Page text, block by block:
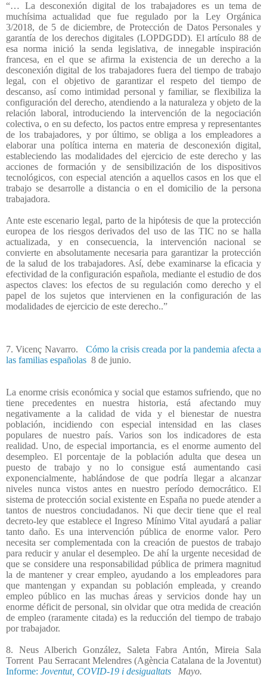
“… La desconexión digital de los trabajadores es un tema de
muchísima actualidad que fue regulado por la Ley Orgánica
3/2018, de 5 de diciembre, de Protección de Datos Personales y
garantía de los derechos digitales (LOPDGDD). El artículo 88 de
esa norma inició la senda legislativa, de innegable inspiración
francesa, en el que se afirma la existencia de un derecho a la
desconexión digital de los trabajadores fuera del tiempo de trabajo
legal, con el objetivo de garantizar el respeto del tiempo de
descanso, así como intimidad personal y familiar, se flexibiliza la
configuración del derecho, atendiendo a la naturaleza y objeto de la
relación laboral, introduciendo la intervención de la negociación
colectiva, o en su defecto, los pactos entre empresa y representantes
de los trabajadores, y por último, se obliga a los empleadores a
elaborar una política interna en materia de desconexión digital,
estableciendo las modalidades del ejercicio de este derecho y las
acciones de formación y de sensibilización de los dispositivos
tecnológicos, con especial atención a aquellos casos en los que el
trabajo se desarrolle a distancia o en el domicilio de la persona
trabajadora.
Ante este escenario legal, parto de la hipótesis de que la protección
europea de los riesgos derivados del uso de las TIC no se halla
actualizada, y en consecuencia, la intervención nacional se
convierte en absolutamente necesaria para garantizar la protección
de la salud de los trabajadores. Así, debe examinarse la eficacia y
efectividad de la configuración española, mediante el estudio de dos
aspectos claves: los efectos de su regulación como derecho y el
papel de los sujetos que intervienen en la configuración de las
modalidades de ejercicio de este derecho..”
7. Vicenç Navarro.
Cómo la crisis creada por la pandemia afecta a
las familias españolas 8 de junio.
La enorme crisis económica y social que estamos sufriendo, que no
tiene precedentes en nuestra historia, está afectando muy
negativamente a la calidad de vida y el bienestar de nuestra
población, incidiendo con especial intensidad en las clases
populares de nuestro país. Varios son los indicadores de esta
realidad. Uno, de especial importancia, es el enorme aumento del
desempleo. El porcentaje de la población adulta que desea un
puesto de trabajo y no lo consigue está aumentando casi
exponencialmente, hablándose de que podría llegar a alcanzar
niveles nunca vistos antes en nuestro período democrático. El
sistema de protección social existente en España no puede atender a
tantos de nuestros conciudadanos. Ni que decir tiene que el real
decreto-ley que establece el Ingreso Mínimo Vital ayudará a paliar
tanto daño. Es una intervención pública de enorme valor. Pero
necesita ser complementada con la creación de puestos de trabajo
para reducir y anular el desempleo. De ahí la urgente necesidad de
que se considere una responsabilidad pública de primera magnitud
la de mantener y crear empleo, ayudando a los empleadores para
que mantengan y expandan su población empleada, y creando
empleo público en las muchas áreas y servicios donde hay un
enorme déficit de personal, sin olvidar que otra medida de creación
de empleo (raramente citada) es la reducción del tiempo de trabajo
por trabajador.
8. Neus Alberich González, Saleta Fabra Antón, Mireia Sala
Torrent Pau Serracant Melendres (Agència Catalana de la Joventut)
Informe: Joventut, COVID-19 i desigualtats Mayo.